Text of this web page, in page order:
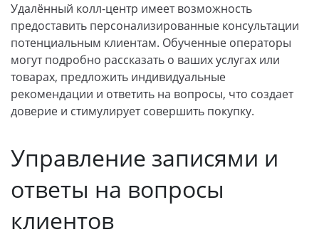
Удалённый колл-центр имеет возможность
предоставить персонализированные консультации
потенциальным клиентам. Обученные операторы
могут подробно рассказать о ваших услугах или
товарах, предложить индивидуальные
рекомендации и ответить на вопросы, что создает
доверие и стимулирует совершить покупку.
Управление записями и
ответы на вопросы
клиентов